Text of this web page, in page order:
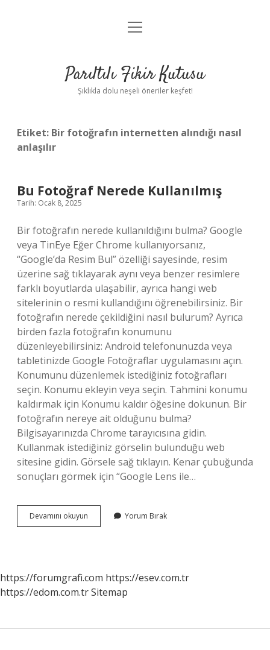
Anasayfa
Yasal Uyarı
menüyü
Parıltılı Fikir Kutusu
Şıklıkla dolu neşeli öneriler keşfet!
Etiket: Bir fotoğrafın internetten alındığı nasıl
anlaşılır
Bu Fotoğraf Nerede Kullanılmış
Tarih: Ocak 8, 2025
Bir fotoğrafın nerede kullanıldığını bulma? Google
veya TinEye Eğer Chrome kullanıyorsanız,
“Google’da Resim Bul” özelliği sayesinde, resim
üzerine sağ tıklayarak aynı veya benzer resimlere
farklı boyutlarda ulaşabilir, ayrıca hangi web
sitelerinin o resmi kullandığını öğrenebilirsiniz. Bir
fotoğrafın nerede çekildiğini nasıl bulurum? Ayrıca
birden fazla fotoğrafın konumunu
düzenleyebilirsiniz: Android telefonunuzda veya
tabletinizde Google Fotoğraflar uygulamasını açın.
Konumunu düzenlemek istediğiniz fotoğrafları
seçin. Konumu ekleyin veya seçin. Tahmini konumu
kaldırmak için Konumu kaldır öğesine dokunun. Bir
fotoğrafın nereye ait olduğunu bulma?
Bilgisayarınızda Chrome tarayıcısına gidin.
Kullanmak istediğiniz görselin bulunduğu web
sitesine gidin. Görsele sağ tıklayın. Kenar çubuğunda
sonuçları görmek için “Google Lens ile…
Devamını okuyun
Fotoğraf
Yorum Bırak
https://forumgrafi.com https://esev.com.tr
https://edom.com.trSitemap